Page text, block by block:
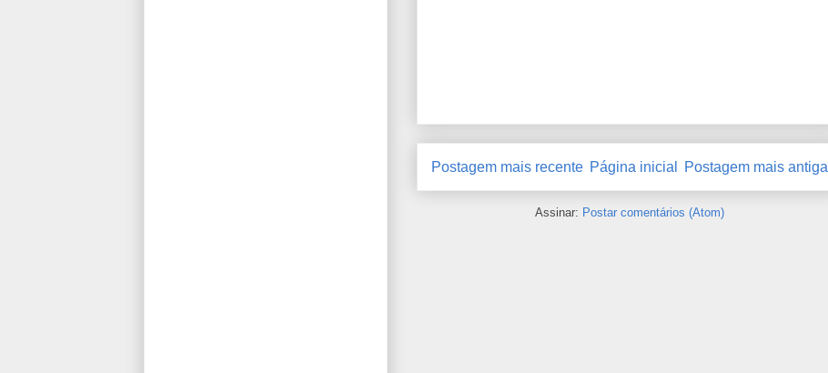
Postagem mais recente Postagem mais antiga
Página inicial
Assinar: Postar comentários (Atom)